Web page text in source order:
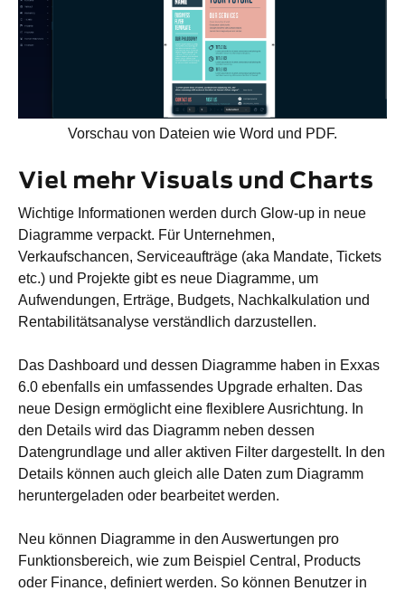
Vorschau von Dateien wie Word und PDF.
Viel mehr Visuals und Charts
Wichtige Informationen werden durch Glow-up in neue
Diagramme verpackt. Für Unternehmen,
Verkaufschancen, Serviceaufträge (aka Mandate, Tickets
etc.) und Projekte gibt es neue Diagramme, um
Aufwendungen, Erträge, Budgets, Nachkalkulation und
Rentabilitätsanalyse verständlich darzustellen.
Das Dashboard und dessen Diagramme haben in Exxas
6.0 ebenfalls ein umfassendes Upgrade erhalten. Das
neue Design ermöglicht eine flexiblere Ausrichtung. In
den Details wird das Diagramm neben dessen
Datengrundlage und aller aktiven Filter dargestellt. In den
Details können auch gleich alle Daten zum Diagramm
heruntergeladen oder bearbeitet werden.
Neu können Diagramme in den Auswertungen pro
Funktionsbereich, wie zum Beispiel Central, Products
oder Finance, definiert werden. So können Benutzer in